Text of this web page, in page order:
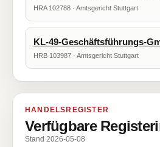
HRA 102788 · Amtsgericht Stuttgart
KL-49-Geschäftsführungs-
HRB 103987 · Amtsgericht Stuttgart
HANDELSREGISTER
Verfügbare
Stand 2026-05-08